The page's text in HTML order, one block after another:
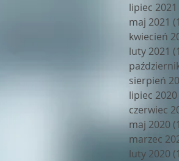
lipiec 2021
maj 2021
kwiecień
luty 2021
sierpień
lipiec 2020
czerwiec
maj 2020
marzec
luty 2020